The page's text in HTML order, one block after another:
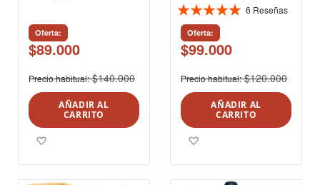
Oferta
$89.000
Precio habitual $140.000
AÑADIR AL
CARRITO
Valoración:
99%
6 Reseñas
Oferta
$99.000
Precio habitual $120.000
AÑADIR AL
CARRITO